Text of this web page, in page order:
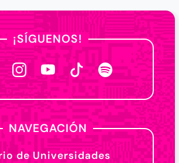
¡SÍGUENOS!
NAVEGACIÓN
de Universidades